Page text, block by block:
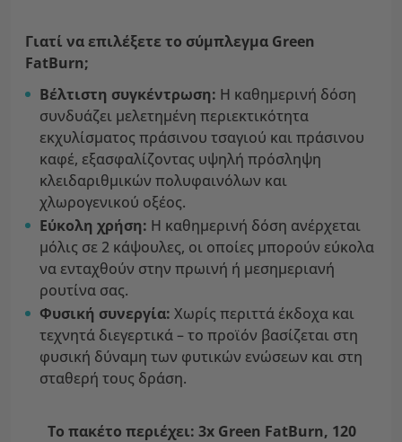
Γιατί να επιλέξετε το σύμπλεγμα Green
FatBurn;
Βέλτιστη συγκέντρωση: Η καθημερινή δόση
συνδυάζει μελετημένη περιεκτικότητα
εκχυλίσματος πράσινου τσαγιού και πράσινου
καφέ, εξασφαλίζοντας υψηλή πρόσληψη
κλειδαριθμικών πολυφαινόλων και
χλωρογενικού οξέος.
Εύκολη χρήση: Η καθημερινή δόση ανέρχεται
μόλις σε 2 κάψουλες, οι οποίες μπορούν εύκολα
να ενταχθούν στην πρωινή ή μεσημεριανή
ρουτίνα σας.
Φυσική συνεργία: Χωρίς περιττά έκδοχα και
τεχνητά διεγερτικά – το προϊόν βασίζεται στη
φυσική δύναμη των φυτικών ενώσεων και στη
σταθερή τους δράση.
Το πακέτο περιέχει: 3x Green FatBurn, 120